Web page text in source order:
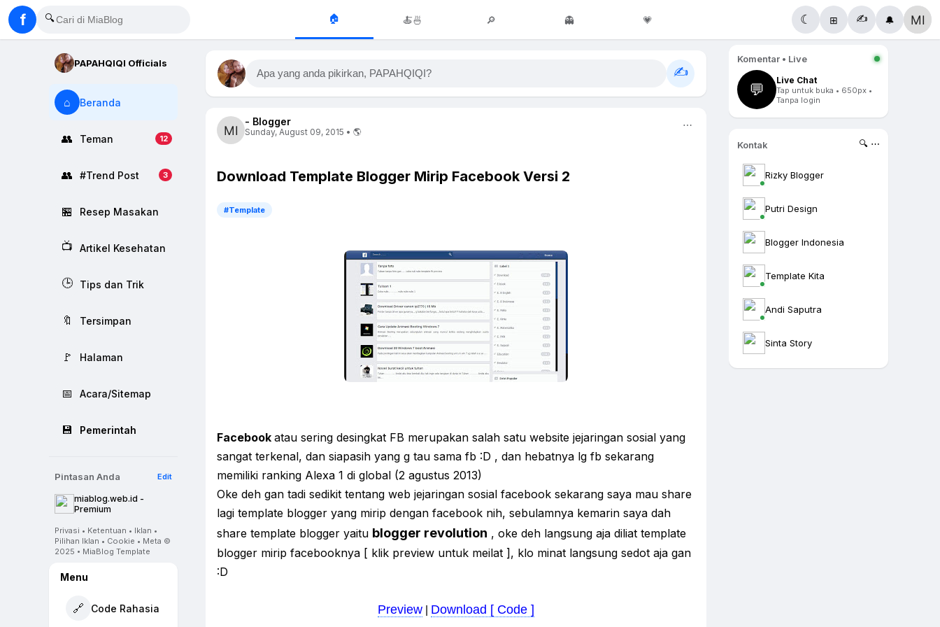
f 🔍 🏠 🍝🍜 🔎 👻 💗 ☾ ⊞ ✍️ 🔔
PAPAHQIQI Officials
⌂ Beranda
👥 Teman 12
👥 #Trend Post 3
🏪 Resep Masakan
📺 Artikel Kesehatan
🕒 Tips dan Trik
🔖 Tersimpan
🚩 Halaman
📅 Acara/Sitemap
💾 Pemerintah
Pintasan Anda Edit
miablog.web.id -
Premium
Privasi • Ketentuan • Iklan •
Pilihan Iklan • Cookie • Meta ©
2025 • MiaBlog Template
Menu
🔗 Code Rahasia
Apa yang anda pikirkan, PAPAHQIQI? ✍️
- Blogger
Sunday, August 09, 2015 • 🌎
⋯
Download Template Blogger Mirip Facebook Versi 2
#Template
Facebook atau sering desingkat FB merupakan salah satu website jejaringan sosial yang
sangat terkenal, dan siapasih yang g tau sama fb :D , dan hebatnya lg fb sekarang
memiliki ranking Alexa 1 di global (2 agustus 2013)
Oke deh gan tadi sedikit tentang web jejaringan sosial facebook sekarang saya mau share
lagi template blogger yang mirip dengan facebook nih, sebulamnya kemarin saya dah
share template blogger yaitu blogger revolution , oke deh langsung aja diliat template
blogger mirip facebooknya [ klik preview untuk meilat ], klo minat langsung sedot aja gan
:D
Preview Download [ Code ]
Komentar • Live
💬
Live Chat
Tap untuk buka • 650px •
Tanpa login
Kontak 🔍 ⋯
Rizky Blogger
Putri Design
Blogger Indonesia
Template Kita
Andi Saputra
Sinta Story